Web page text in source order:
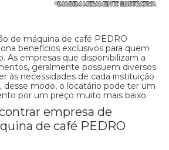
de máquina de café PEDRO
benefícios exclusivos para quem
As empresas que disponibilizam a
geralmente possuem diversos
às necessidades de cada instituição
desse modo, o locatário pode ter um
por um preço muito mais baixo.
empresa de
de café PEDRO